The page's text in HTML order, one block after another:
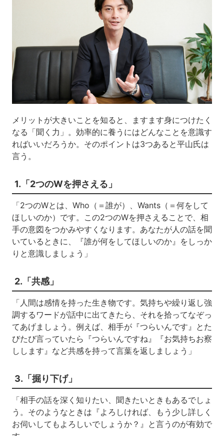
メリットが大きいことを知ると、ますます身につけたく
なる「聞く力」。効率的に養うにはどんなことを意識す
ればいいだろうか。そのポイントは3つあると平山氏は
言う。
1.「2つのWを押さえる」
「2つのWとは、Who（＝誰が）、Wants（＝何をして
ほしいのか）です。この2つのWを押さえることで、相
手の意図をつかみやすくなります。あなたが人の話を聞
いているときに、『誰が何をしてほしいのか』をしっか
りと意識しましょう」
2.「共感」
「人間は感情を持った生き物です。気持ちや繰り返し強
調するワードが話中に出てきたら、それを拾ってなぞっ
てあげましょう。例えば、相手が『つらいんです』とた
びたび言っていたら『つらいんですね』『お気持ちお察
しします』など共感を持って言葉を返しましょう」
3.「掘り下げ」
「相手の話を深く知りたい、聞きたいときもあるでしょ
う。そのようなときは『よろしければ、もう少し詳しく
お伺いしてもよろしいでしょうか？』と言うのが有効で